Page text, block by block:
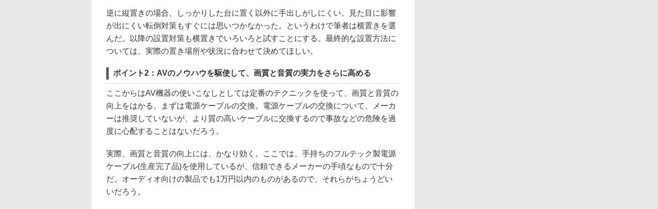
逆に縦置きの場合、しっかりした台に置く以外に手出しがしにくい。見た目に影響
が出にくい転倒対策もすぐには思いつかなかった。というわけで筆者は横置きを選
んだ。以降の設置対策も横置きでいろいろと試すことにする。最終的な設置方法に
ついては、実際の置き場所や状況に合わせて決めてほしい。
ポイント2：AVのノウハウを駆使して、画質と音質の実力をさらに高める
ここからはAV機器の使いこなしとしては定番のテクニックを使って、画質と音質の
向上をはかる。まずは電源ケーブルの交換。電源ケーブルの交換について、メーカ
ーは推奨していないが、より質の高いケーブルに交換するので事故などの危険を過
度に心配することはないだろう。
実際、画質と音質の向上には、かなり効く。ここでは、手持ちのフルテック製電源
ケーブル(生産完了品)を使用しているが、信頼できるメーカーの手頃なもので十分
だ。オーディオ向けの製品でも1万円以内のものがあるので、それらがちょうどい
いだろう。